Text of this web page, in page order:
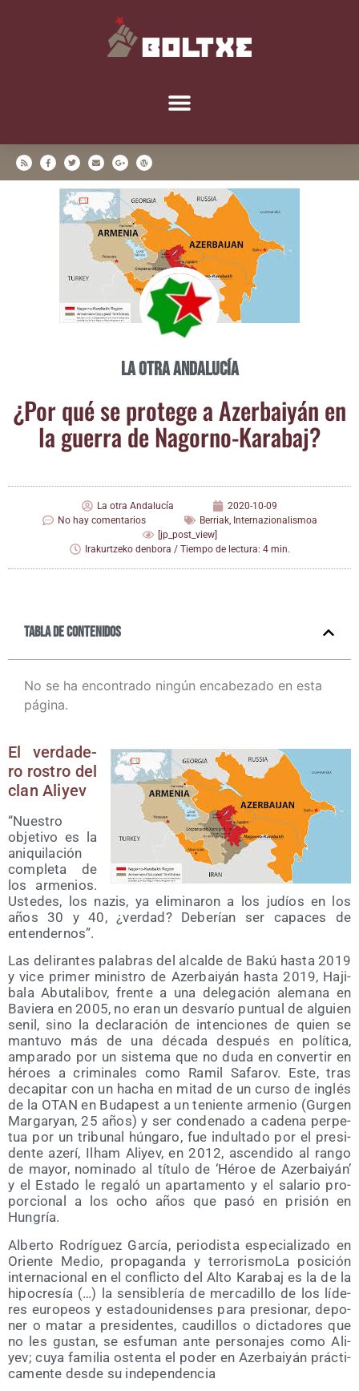
La otra Andalucía
¿Por qué se pro­te­ge a Azer­bai­yán en
la gue­rra de Nagorno-Karabaj?
La otra Andalucía
2020-10-09
No hay comentarios
Berriak, Internazionalismoa
[jp_post_view]
Irakurtzeko denbora / Tiempo de lectura: 4 min.
Tabla de contenidos
No se ha encontrado ningún encabezado en esta
página.
El ver­da­de­
ro ros­tro del
clan Aliyev
“Nues­tro
obje­ti­vo es la
ani­qui­la­ción
com­ple­ta de
los arme­nios.
Uste­des, los nazis, ya eli­mi­na­ron a los judíos en los
años 30 y 40, ¿ver­dad? Debe­rían ser capa­ces de
entendernos”.
Las deli­ran­tes pala­bras del alcal­de de Bakú has­ta 2019
y vice pri­mer minis­tro de Azer­bai­yán has­ta 2019, Haji­
ba­la Abu­ta­li­bov, fren­te a una dele­ga­ción ale­ma­na en
Bavie­ra en 2005, no eran un des­va­río pun­tual de alguien
senil, sino la decla­ra­ción de inten­cio­nes de quien se
man­tu­vo más de una déca­da des­pués en polí­ti­ca,
ampa­ra­do por un sis­te­ma que no duda en con­ver­tir en
héroes a cri­mi­na­les como Ramil Safa­rov. Este, tras
deca­pi­tar con un hacha en mitad de un cur­so de inglés
de la OTAN en Buda­pest a un tenien­te arme­nio (Gur­gen
Mar­gar­yan, 25 años) y ser con­de­na­do a cade­na per­pe­
tua por un tri­bu­nal hún­ga­ro, fue indul­ta­do por el pre­si­
den­te aze­rí, Ilham Ali­yev, en 2012, ascen­di­do al ran­go
de mayor, nomi­na­do al títu­lo de ‘Héroe de Azer­bai­yán’
y el Esta­do le rega­ló un apar­ta­men­to y el sala­rio pro­
por­cio­nal a los ocho años que pasó en pri­sión en
Hungría.
Alber­to Rodrí­guez Gar­cía, perio­dis­ta espe­cia­li­za­do en
Orien­te Medio, pro­pa­gan­da y terro­ris­mo­La posi­ción
inter­na­cio­nal en el con­flic­to del Alto Kara­baj es la de la
hipo­cre­sía (…) la sen­si­ble­ría de mer­ca­di­llo de los líde­
res euro­peos y esta­dou­ni­den­ses para pre­sio­nar, depo­
ner o matar a pre­si­den­tes, cau­di­llos o dic­ta­do­res que
no les gus­tan, se esfu­man ante per­so­na­jes como Ali­
yev; cuya fami­lia osten­ta el poder en Azer­bai­yán prác­ti­
ca­men­te des­de su independencia